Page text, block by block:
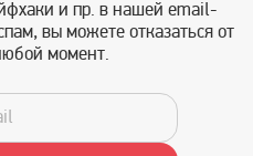
и пр. в нашей email-
вы можете отказаться от
момент.